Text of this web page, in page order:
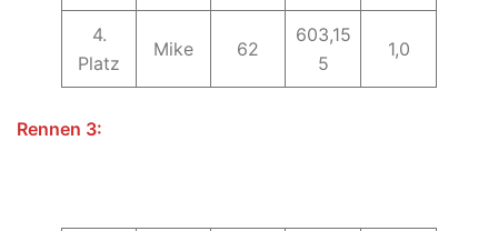
4.
Platz
Mike 62
603,15
5
1,0
Rennen 3: